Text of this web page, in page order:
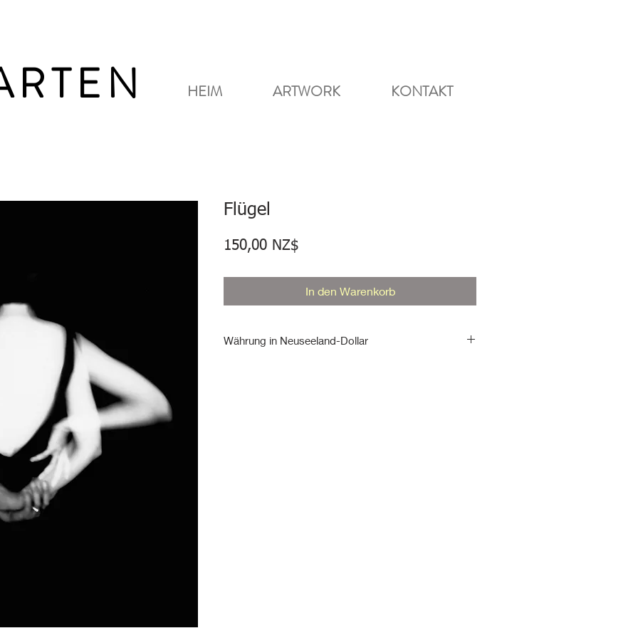
HEIM ARTWORK KONTAKT
Flügel
150,00 NZ$Preis
In den Warenkorb
Währung in Neuseeland-Dollar